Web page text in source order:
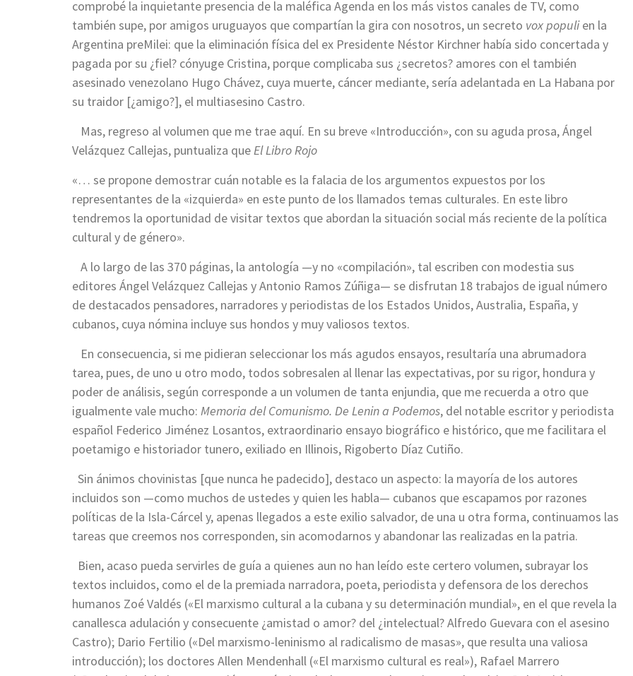
comprobé la inquietante presencia de la maléfica Agenda en los más vistos canales de TV, como
también supe, por amigos uruguayos que compartían la gira con nosotros, un secreto vox populien la
Argentina preMilei: que la eliminación física del ex Presidente Néstor Kirchner había sido concertada y
pagada por su ¿fiel? cónyuge Cristina, porque complicaba sus ¿secretos? amores con el también
asesinado venezolano Hugo Chávez, cuya muerte, cáncer mediante, sería adelantada en La Habana por
su traidor [¿amigo?], el multiasesino Castro.
Mas, regreso al volumen que me trae aquí. En su breve «Introducción», con su aguda prosa, Ángel
Velázquez Callejas, puntualiza queEl Libro Rojo
«… se propone demostrar cuán notable es la falacia de los argumentos expuestos por los
representantes de la «izquierda» en este punto de los llamados temas culturales. En este libro
tendremos la oportunidad de visitar textos que abordan la situación social más reciente de la política
cultural y de género».
A lo largo de las 370 páginas, la antología —y no «compilación», tal escriben con modestia sus
editores Ángel Velázquez Callejas y Antonio Ramos Zúñiga— se disfrutan 18 trabajos de igual número
de destacados pensadores, narradores y periodistas de los Estados Unidos, Australia, España, y
cubanos, cuya nómina incluye sus hondos y muy valiosos textos.
En consecuencia, si me pidieran seleccionar los más agudos ensayos, resultaría una abrumadora
tarea, pues, de uno u otro modo, todos sobresalen al llenar las expectativas, por su rigor, hondura y
poder de análisis, según corresponde a un volumen de tanta enjundia, que me recuerda a otro que
igualmente vale mucho: Memoria del Comunismo. De Lenin a Podemos, del notable escritor y periodista
español Federico Jiménez Losantos, extraordinario ensayo biográfico e histórico, que me facilitara el
poetamigo e historiador tunero, exiliado en Illinois, Rigoberto Díaz Cutiño.
Sin ánimos chovinistas [que nunca he padecido], destaco un aspecto: la mayoría de los autores
incluidos son —como muchos de ustedes y quien les habla— cubanos que escapamos por razones
políticas de la Isla-Cárcel y, apenas llegados a este exilio salvador, de una u otra forma, continuamos las
tareas que creemos nos corresponden, sin acomodarnos y abandonar las realizadas en la patria.
Bien, acaso pueda servirles de guía a quienes aun no han leído este certero volumen, subrayar los
textos incluidos, como el de la premiada narradora, poeta, periodista y defensora de los derechos
humanos Zoé Valdés («El marxismo cultural a la cubana y su determinación mundial», en el que revela la
canallesca adulación y consecuente ¿amistad o amor? del ¿intelectual? Alfredo Guevara con el asesino
Castro); Dario Fertilio («Del marxismo-leninismo al radicalismo de masas», que resulta una valiosa
introducción); los doctores Allen Mendenhall («El marxismo cultural es real»), Rafael Marrero